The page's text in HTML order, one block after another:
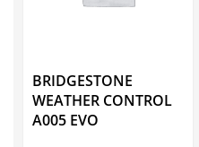
BRIDGESTONE
WEATHER CONTROL
A005 EVO